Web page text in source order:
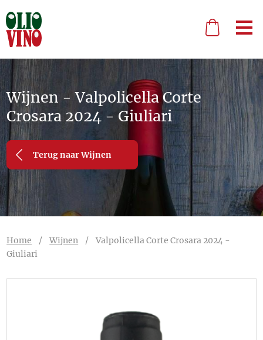
Wijnen - Valpolicella Corte
Crosara 2024 - Giuliari
Terug naar Wijnen
Home /Wijnen /Valpolicella Corte Crosara 2024 -
Giuliari